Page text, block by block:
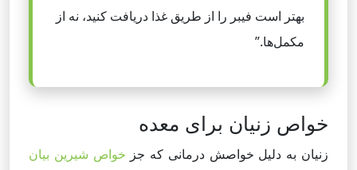
بهتر است فیبر را از طریق غذا دریافت کنید، نه از
مکمل‌ها.”
خواص زنیان برای معده
زنیان به دلیل خواصش درمانی که جز خواص شیرین بیان